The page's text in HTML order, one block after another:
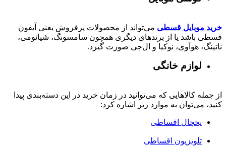
خرید موبایل قسطی می‌تواند از محصولات پرفروش یعنی آیفون
قسطی باشد یا از برندهای دیگری همچون سامسونگ، شیائومی،
ناتینگ، هوآوی، نوکیا و ال‌جی صورت گیرد.
لوازم خانگی
از جمله کالاهایی که می‌توانید در زمان خرید در این دسته‌بندی پیدا
کنید، می‌توان به موارد زیر اشاره کرد:
یخچال اقساطی
تلویزیون اقساطی